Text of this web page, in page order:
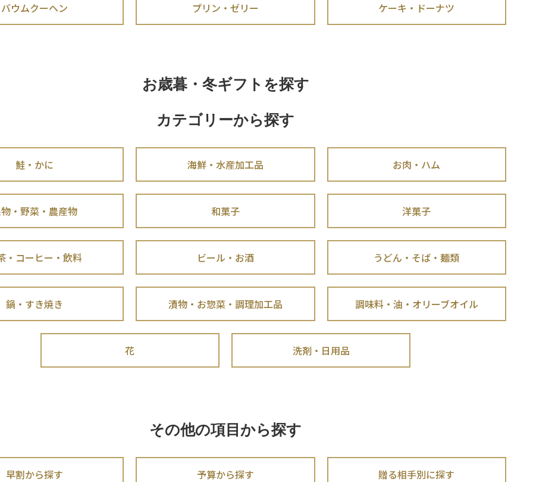
バウムクーヘン プリン・ゼリー ケーキ・ドーナツ
お歳暮・冬ギフトを探す
カテゴリーから探す
鮭・かに 海鮮・水産加工品 お肉・ハム
・野菜・農産物 和菓子 洋菓子
・コーヒー・飲料 ビール・お酒 うどん・そば・麺類
鍋・すき焼き 漬物・お惣菜・調理加工品 調味料・油・オリーブオイル
花 洗剤・日用品
その他の項目から探す
早割から探す 予算から探す 贈る相手別に探す